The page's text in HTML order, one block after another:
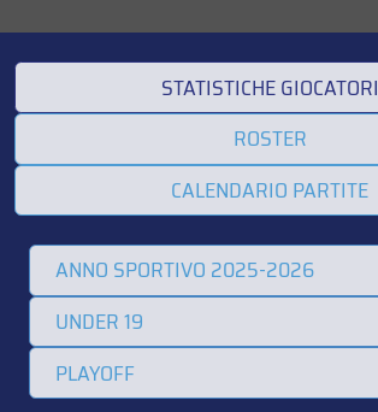
STATISTICHE GIOCATORI
ROSTER
CALENDARIO PARTITE